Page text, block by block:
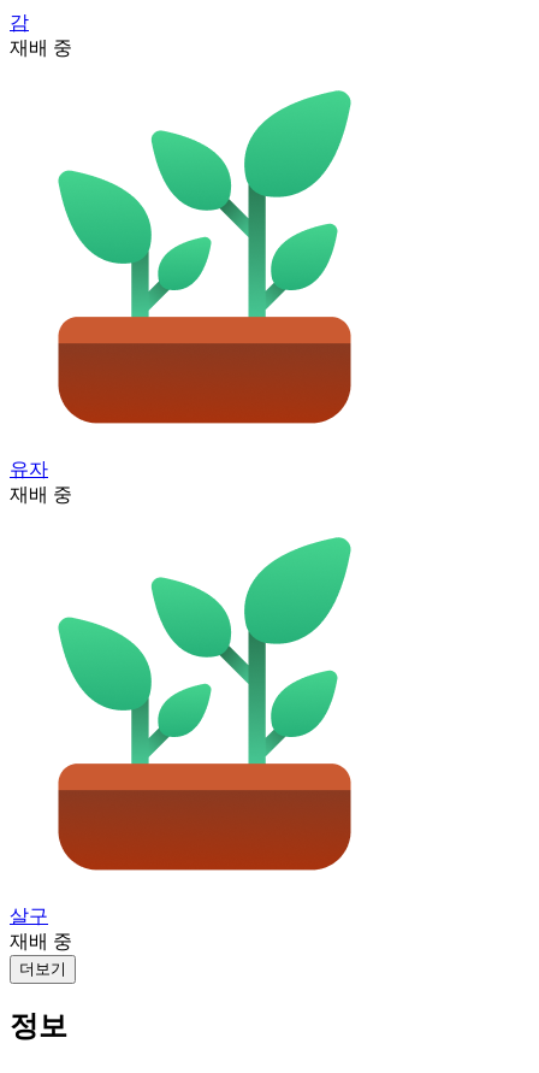
감
재배 중
유자
재배 중
살구
재배 중
더보기
정보